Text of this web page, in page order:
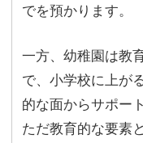
でを預かります。
一方、幼稚園は教
で、小学校に上が
的な面からサポー
ただ教育的な要素